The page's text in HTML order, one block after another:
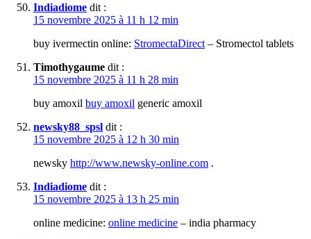
Indiadiome dit :
15 novembre 2025 à 11 h 12 min
buy ivermectin online: StromectaDirect – Stromectol tablets
Timothygaume dit :
15 novembre 2025 à 11 h 28 min
buy amoxil buy amoxil generic amoxil
newsky88_spsl dit :
15 novembre 2025 à 12 h 30 min
newsky http://www.newsky-online.com .
Indiadiome dit :
15 novembre 2025 à 13 h 25 min
online medicine: online medicine – india pharmacy